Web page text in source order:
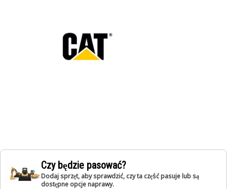
Czy będzie pasować?
Dodaj sprzęt, aby sprawdzić, czy ta część pasuje lub są
dostępne opcje naprawy.